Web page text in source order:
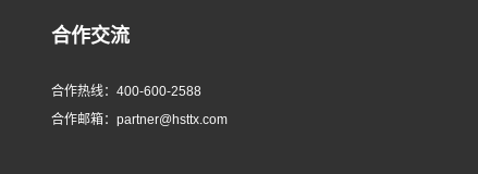
合作交流
合作热线：400-600-2588
合作邮箱：partner@hsttx.com